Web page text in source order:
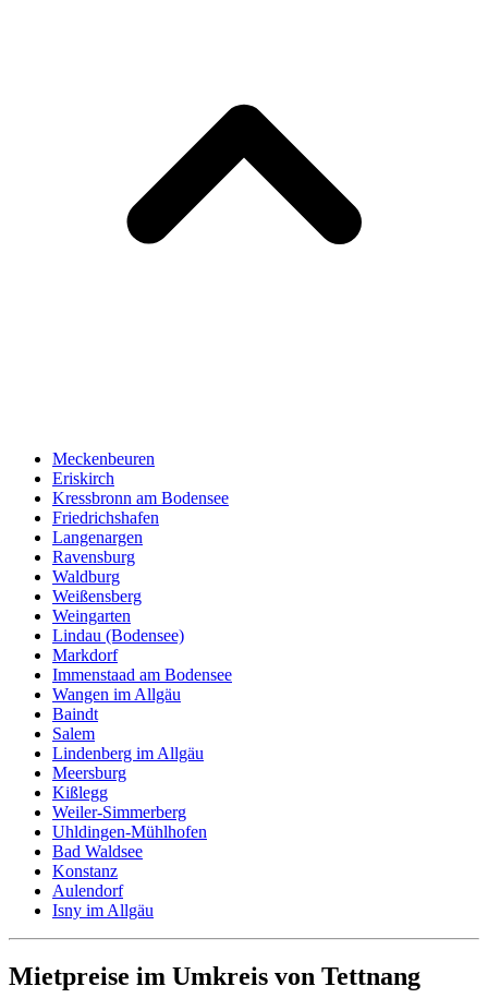
Meckenbeuren
Eriskirch
Kressbronn am Bodensee
Friedrichshafen
Langenargen
Ravensburg
Waldburg
Weißensberg
Weingarten
Lindau (Bodensee)
Markdorf
Immenstaad am Bodensee
Wangen im Allgäu
Baindt
Salem
Lindenberg im Allgäu
Meersburg
Kißlegg
Weiler-Simmerberg
Uhldingen-Mühlhofen
Bad Waldsee
Konstanz
Aulendorf
Isny im Allgäu
Mietpreise im Umkreis von Tettnang